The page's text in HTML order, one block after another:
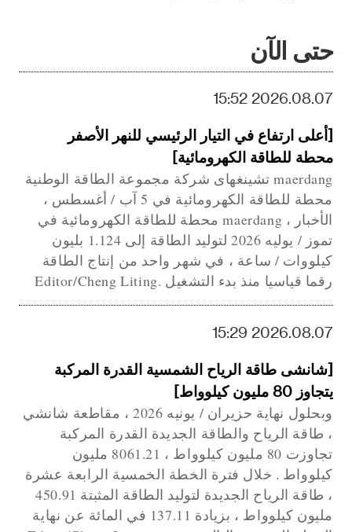
حتى الآن
2026.08.07 15:52
[أعلى ارتفاع في التيار الرئيسي للنهر الأصفر
محطة للطاقة الكهرومائية]
maerdang تشينغهاى شركة مجموعة الطاقة الوطنية
محطة للطاقة الكهرومائية في 5 آب / أغسطس ،
الأخبار ، maerdang محطة للطاقة الكهرومائية في
تموز / يوليه 2026 لتوليد الطاقة إلى 1.124 بليون
كيلووات / ساعة ، في شهر واحد من إنتاج الطاقة
رقما قياسيا منذ بدء التشغيل .Editor/Cheng Liting
2026.08.07 15:29
[شانشى طاقة الرياح الشمسية القدرة المركبة
يتجاوز 80 مليون كيلوواط]
وبحلول نهاية حزيران / يونيه 2026 ، مقاطعة شانشي
، طاقة الرياح والطاقة الجديدة القدرة المركبة
تجاوزت 80 مليون كيلوواط ، 8061.21 مليون
كيلوواط . خلال فترة الخطة الخمسية الرابعة عشرة
، طاقة الرياح الجديدة لتوليد الطاقة المثبتة 450.91
مليون كيلوواط ، بزيادة 137.11 في المائة عن نهاية